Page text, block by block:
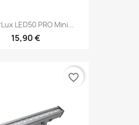
LED50 PRO Mini...
15,90 €
favorite_border